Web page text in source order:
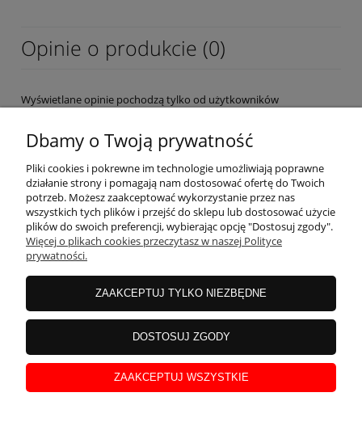
Opinie o produkcie (0)
Wyświetlane opinie pochodzą tylko od użytkowników
OBSŁUGA KLIENTA
MOJE KONTO
INFORMACJE
STREFA WIEDZY
Dbamy o Twoją prywatność
Pliki cookies i pokrewne im technologie umożliwiają poprawne
działanie strony i pomagają nam dostosować ofertę do Twoich
potrzeb. Możesz zaakceptować wykorzystanie przez nas
wszystkich tych plików i przejść do sklepu lub dostosować użycie
plików do swoich preferencji, wybierając opcję "Dostosuj zgody".
Więcej o plikach cookies przeczytasz w naszej Polityce
prywatności.
ZAAKCEPTUJ TYLKO NIEZBĘDNE
DOSTOSUJ ZGODY
ZAAKCEPTUJ WSZYSTKIE